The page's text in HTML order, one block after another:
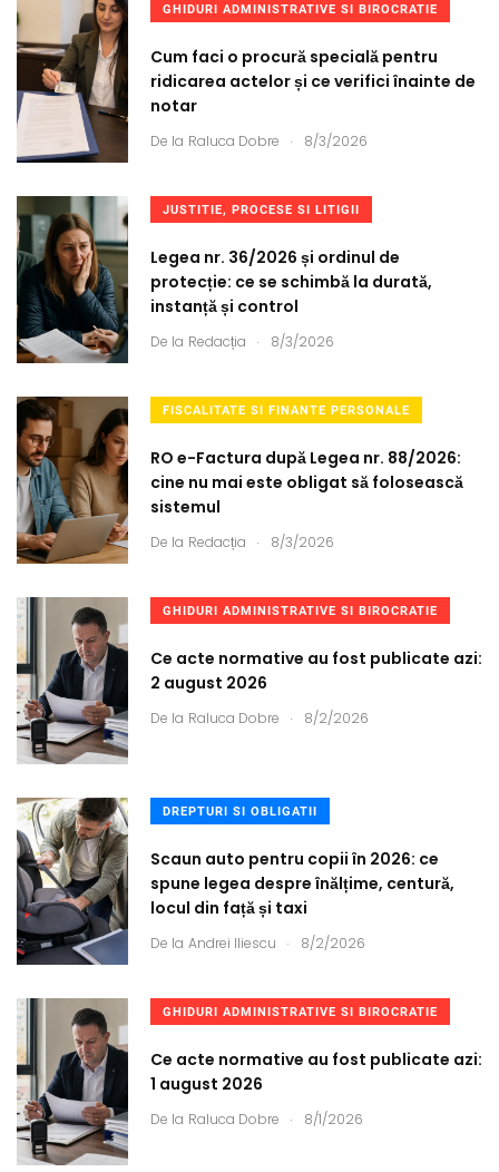
GHIDURI ADMINISTRATIVE SI BIROCRATIE
Cum faci o procură specială pentru
ridicarea actelor și ce verifici înainte de
notar
De la Raluca Dobre . 8/3/2026
JUSTITIE, PROCESE SI LITIGII
Legea nr. 36/2026 și ordinul de
protecție: ce se schimbă la durată,
instanță și control
De la Redacția . 8/3/2026
FISCALITATE SI FINANTE PERSONALE
RO e-Factura după Legea nr. 88/2026:
cine nu mai este obligat să folosească
sistemul
De la Redacția . 8/3/2026
GHIDURI ADMINISTRATIVE SI BIROCRATIE
Ce acte normative au fost publicate azi:
2 august 2026
De la Raluca Dobre . 8/2/2026
DREPTURI SI OBLIGATII
Scaun auto pentru copii în 2026: ce
spune legea despre înălțime, centură,
locul din față și taxi
De la Andrei Iliescu . 8/2/2026
GHIDURI ADMINISTRATIVE SI BIROCRATIE
Ce acte normative au fost publicate azi:
1 august 2026
De la Raluca Dobre . 8/1/2026